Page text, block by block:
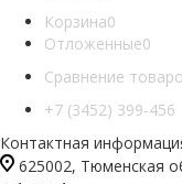
Корзина0
Отложенные0
Сравнение
+7 (3452) 399-456
Контактная
625002, Тюменская